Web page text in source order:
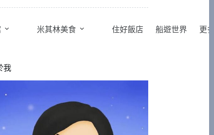
米其林美食 住好飯店 船遊世界 更
我